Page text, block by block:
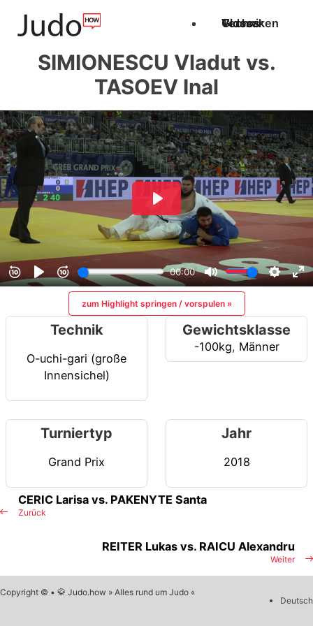
Techniken
Videos
Glossar
SIMIONESCU Vladut vs.
TASOEV Inal
zum Highlight springen / vorspulen »
Technik
O-uchi-gari (große
Innensichel)
Gewichtsklasse
-100kg, Männer
Turniertyp
Grand Prix
Jahr
2018
Zurück
CERIC Larisa vs. PAKENYTE Santa
Weiter
REITER Lukas vs. RAICU Alexandru
Copyright © • 🥋 Judo.how » Alles rund um Judo «
Deutsch